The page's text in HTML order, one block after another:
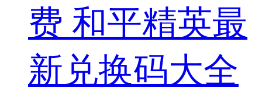
费 和平精英最
新兑换码大全